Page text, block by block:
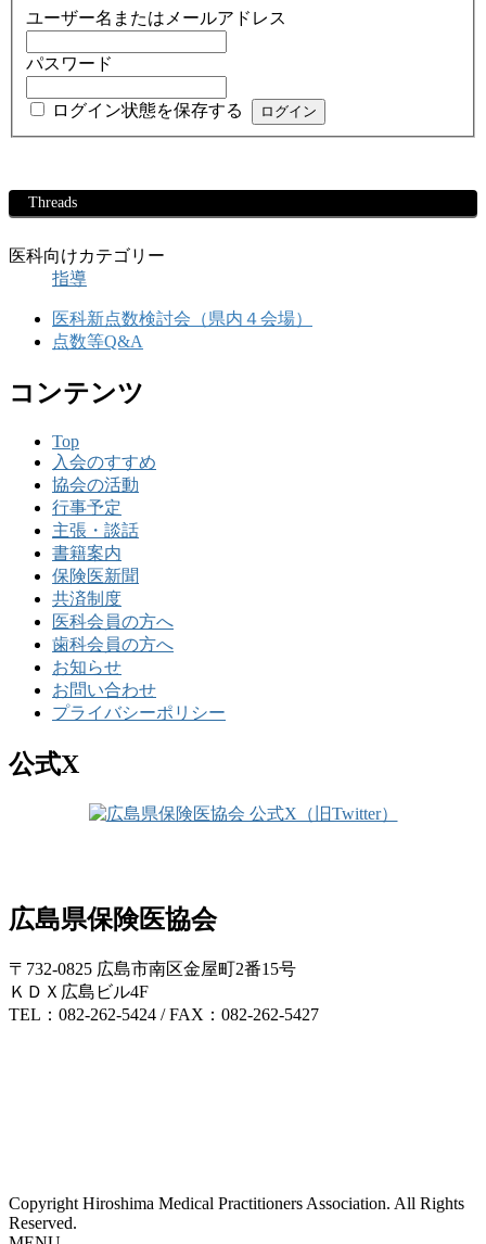
ユーザー名またはメールアドレス
パスワード
ログイン状態を保存する
Threads
医科向けカテゴリー
指導
医科新点数検討会（県内４会場）
点数等Q&A
コンテンツ
Top
入会のすすめ
協会の活動
行事予定
主張・談話
書籍案内
保険医新聞
共済制度
医科会員の方へ
歯科会員の方へ
お知らせ
お問い合わせ
プライバシーポリシー
公式X
広島県保険医協会
〒732-0825 広島市南区金屋町2番15号
ＫＤＸ広島ビル4F
TEL：082-262-5424 / FAX：082-262-5427
Copyright Hiroshima Medical Practitioners Association. All Rights
Reserved.